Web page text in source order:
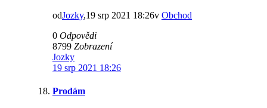
odJozky,19 srp 2021 18:26v Obchod
0 Odpovědi
8799 Zobrazení
Jozky
19 srp 2021 18:26
Prodám